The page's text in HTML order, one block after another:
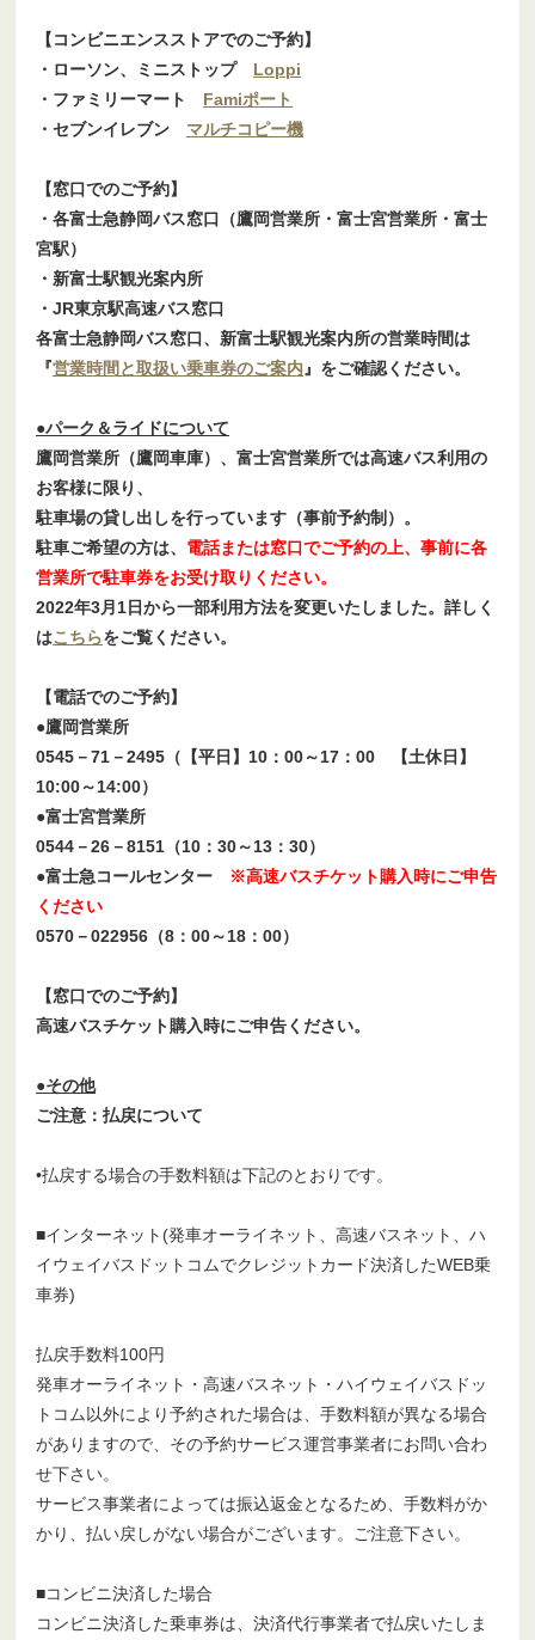
【コンビニエンスストアでのご予約】
・ローソン、ミニストップ Loppi
・ファミリーマート Famiポート
・セブンイレブン マルチコピー機
【窓口でのご予約】
・各富士急静岡バス窓口（鷹岡営業所・富士宮営業所・富士
宮駅）
・新富士駅観光案内所
・JR東京駅高速バス窓口
各富士急静岡バス窓口、新富士駅観光案内所の営業時間は
『営業時間と取扱い乗車券のご案内』をご確認ください。
●パーク＆ライドについて
鷹岡営業所（鷹岡車庫）、富士宮営業所では高速バス利用の
お客様に限り、
駐車場の貸し出しを行っています（事前予約制）。
駐車ご希望の方は、 電話または窓口でご予約の上、事前に各
営業所で駐車券をお受け取りください。
2022年3月1日から一部利用方法を変更いたしました。詳しく
はこちらをご覧ください。
【電話でのご予約】
●鷹岡営業所
0545－71－2495（【平日】10：00～17：00 【土休日】
10:00～14:00）
●富士宮営業所
0544－26－8151（10：30～13：30）
●富士急コールセンター
※高速バスチケット購入時にご申告
ください
0570－022956（8：00～18：00）
【窓口でのご予約】
高速バスチケット購入時にご申告ください。
●その他
ご注意：払戻について
•払戻する場合の手数料額は下記のとおりです。
■インターネット(発車オーライネット、高速バスネット、ハ
イウェイバスドットコムでクレジットカード決済したWEB乗
車券)
払戻手数料100円
発車オーライネット・高速バスネット・ハイウェイバスドッ
トコム以外により予約された場合は、手数料額が異なる場合
がありますので、その予約サービス運営事業者にお問い合わ
せ下さい。
サービス事業者によっては振込返金となるため、手数料がか
かり、払い戻しがない場合がございます。ご注意下さい。
■コンビニ決済した場合
コンビニ決済した乗車券は、決済代行事業者で払戻いたしま